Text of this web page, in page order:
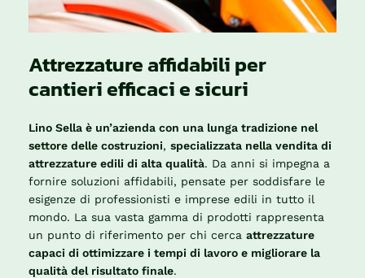
Attrezzature affidabili per
cantieri efficaci e sicuri
Lino Sella è un’azienda con una lunga tradizione nel
settore delle costruzioni, specializzata nella vendita di
attrezzature edili di alta qualità. Da anni si impegna a
fornire soluzioni affidabili, pensate per soddisfare le
esigenze di professionisti e imprese edili in tutto il
mondo. La sua vasta gamma di prodotti rappresenta
un punto di riferimento per chi cerca attrezzature
capaci di ottimizzare i tempi di lavoro e migliorare la
qualità del risultato finale.